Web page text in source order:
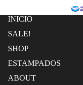
INICIO
SALE!
SHOP
ESTAMPADOS
ABOUT